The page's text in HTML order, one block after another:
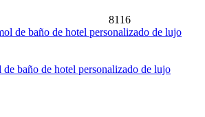
8116
baño de hotel personalizado de lujo